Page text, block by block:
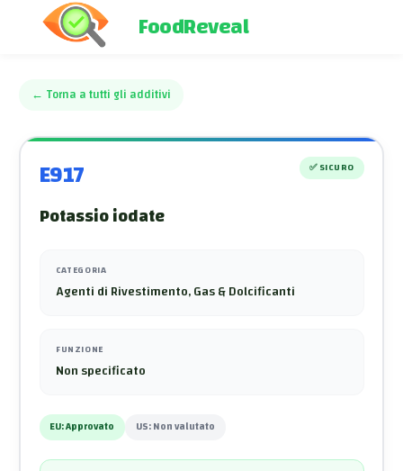
FoodReveal
← Torna a tutti gli additivi
E917 ✅SICURO
Potassio iodate
CATEGORIA
Agenti di Rivestimento, Gas & Dolcificanti
FUNZIONE
Non specificato
EU:Approvato US:Non valutato